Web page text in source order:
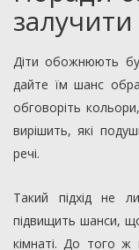
Діти обожнюють
дайте їм шанс
обговоріть
вирішить, які
речі.
Такий підхід не
підвищить шанси,
кімнаті. До того ж